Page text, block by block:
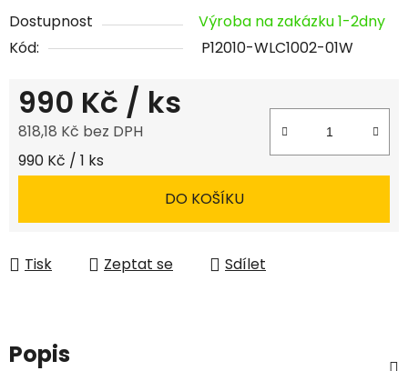
Dostupnost
Výroba na zakázku 1-2dny
Kód:
P12010-WLC1002-01W
990 Kč / ks
818,18 Kč bez DPH
Měrná cena:
990 Kč / 1 ks
DO KOŠÍKU
Tisk Zeptat se Sdílet
Popis